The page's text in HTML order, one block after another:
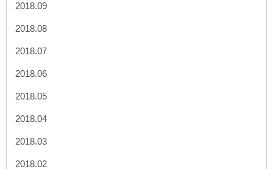
2018.09
2018.08
2018.07
2018.06
2018.05
2018.04
2018.03
2018.02